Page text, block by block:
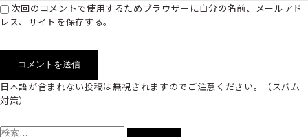
次回のコメントで使用するためブラウザーに自分の名前、メールアド
レス、サイトを保存する。
日本語が含まれない投稿は無視されますのでご注意ください。（スパム
対策）
索: